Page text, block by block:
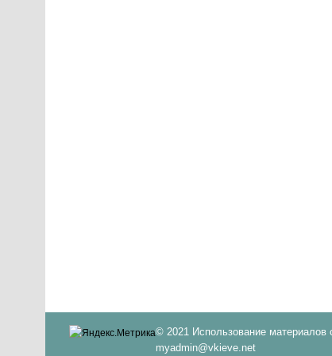
© 2021 Использование материалов
myadmin@vkieve.net